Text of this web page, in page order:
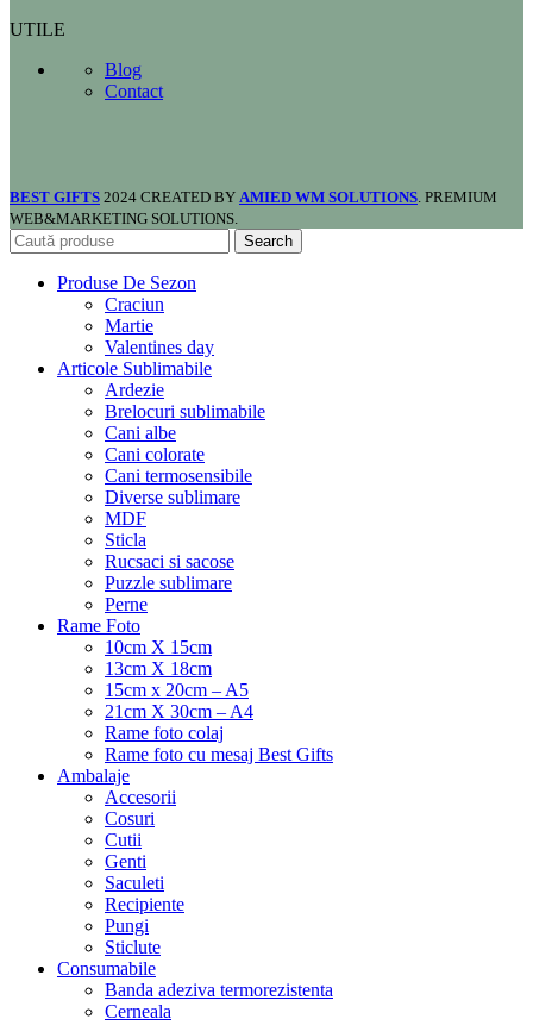
UTILE
Blog
Contact
BEST GIFTS 2024 CREATED BY AMIED WM SOLUTIONS . PREMIUM
WEB&MARKETING SOLUTIONS.
Search
Produse De Sezon
Craciun
Martie
Valentines day
Articole Sublimabile
Ardezie
Brelocuri sublimabile
Cani albe
Cani colorate
Cani termosensibile
Diverse sublimare
MDF
Sticla
Rucsaci si sacose
Puzzle sublimare
Perne
Rame Foto
10cm X 15cm
13cm X 18cm
15cm x 20cm – A5
21cm X 30cm – A4
Rame foto colaj
Rame foto cu mesaj Best Gifts
Ambalaje
Accesorii
Cosuri
Cutii
Genti
Saculeti
Recipiente
Pungi
Sticlute
Consumabile
Banda adeziva termorezistenta
Cerneala